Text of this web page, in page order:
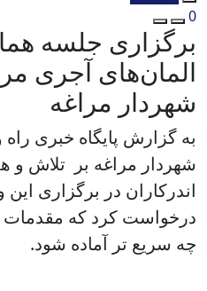
0
برگزاری جلسه
المان‌های آجری
شهردار مراغه
به گزارش پایگاه خبری
شهردار مراغه بر تلاش
اندرکاران در برگزاری
درخواست کرد که
چه سریع تر آماده شود.